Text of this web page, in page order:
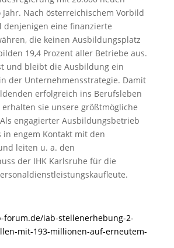
Nach österreichischem Vorbild
denjenigen eine finanzierte
die keinen Ausbildungsplatz
19,4 Prozent aller Betriebe aus.
und bleibt die Ausbildung ein
der Unternehmensstrategie. Damit
erfolgreich ins Berufsleben
sie unsere größtmögliche
engagierter Ausbildungsbetrieb
engem Kontakt mit den
leiten u. a. den
der IHK Karlsruhe für die
forum.de/iab-stellenerhebung-2-
mit-193-millionen-auf-erneutem-